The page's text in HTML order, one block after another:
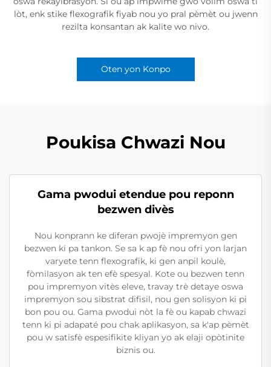
lòt, enk stike flexografik fiyab nou yo pral pèmèt ou jwenn
rezilta konsantan ak kalite wo nivo.
Oten yon Konpo
Poukisa Chwazi Nou
Gama pwodui etendue pou reponn
bezwen divès
Nou konprann ke diferan pwojè impremyon gen
bezwen ki pa tankon. Se sa k ap fè nou ofri yon larjan
varyete tenn flexografik, ki gen anpil koulè,
fòmilasyon ak ten efè spesyal. Kote ou bezwen tenn
pou impremyon vitès eleve, travay trè detaye oswa
impremyon sou sibstrat difisil, nou gen solisyon ki pi
bon pou ou. Gama pwodui nòt la fè ou kapab chwazi
tenn ki pi adapaté pou chak aplikasyon, sa k'ap pèmèt
pou w satisfè espesifikite kliyan yo ak elaji opòtinite
biznis ou.